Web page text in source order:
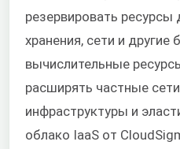
резервировать
хранения, сети и другие
вычислительные
расширять частные
инфраструктуры и
облако IaaS от